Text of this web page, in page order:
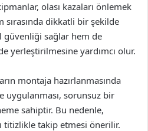
olası kazaları önlemek
sırasında dikkatli bir şekilde
güvenliği sağlar hem de
yerleştirilmesine yardımcı olur.
montaja hazırlanmasında
uygulanması, sorunsuz bir
sahiptir. Bu nedenle,
titizlikle takip etmesi önerilir.